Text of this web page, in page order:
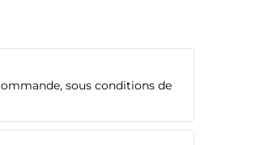
sous conditions de